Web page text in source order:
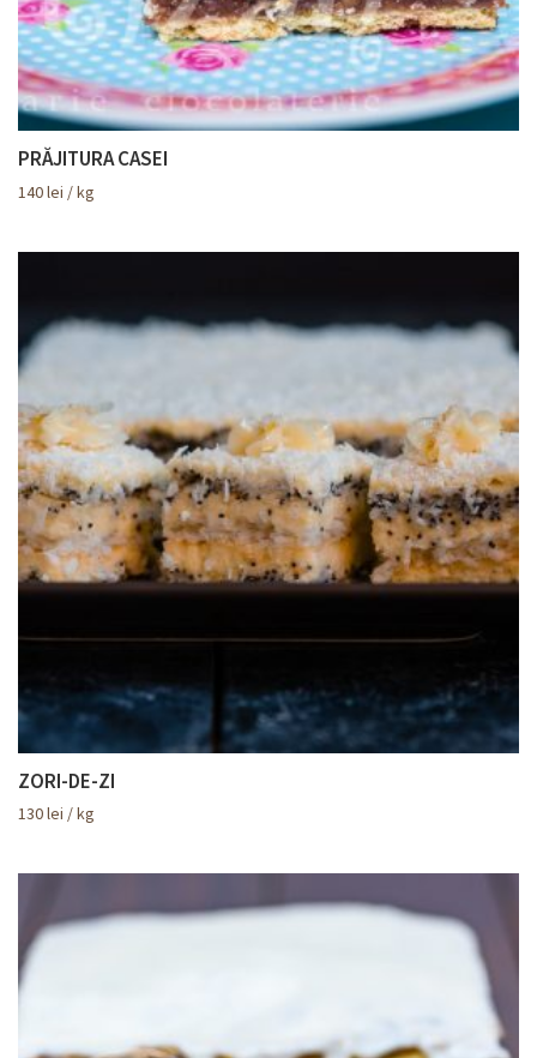
PRĂJITURA CASEI
140lei / kg
ZORI-DE-ZI
130lei / kg